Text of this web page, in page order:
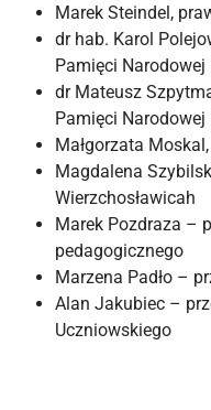
Marek Steindel,
dr hab. Karol
Pamięci Narodowej
dr Mateusz
Pamięci Narodowej
Małgorzata
Magdalena
Wierzchosławicah
Marek Pozdraza –
pedagogicznego
Marzena Padło –
Alan Jakubiec –
Uczniowskiego